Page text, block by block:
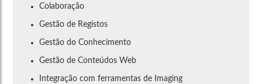
Colaboração
Gestão de Registos
Gestão do Conhecimento
Gestão de Conteúdos Web
Integração com ferramentas de Imaging